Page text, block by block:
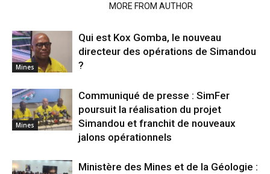
MORE FROM AUTHOR
Mines
Qui est Kox Gomba, le nouveau
directeur des opérations de Simandou
?
Mines
Communiqué de presse : SimFer
poursuit la réalisation du projet
Simandou et franchit de nouveaux
jalons opérationnels
Ministère des Mines et de la Géologie :